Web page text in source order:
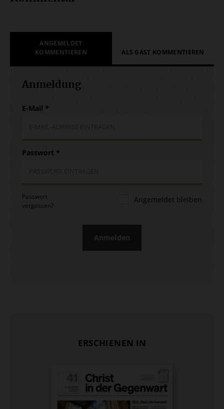
ANGEMELDET
KOMMENTIEREN
ALS GAST KOMMENTIEREN
Anmeldung
E-Mail *
Passwort *
Passwort
vergessen?
Angemeldet bleiben
Anmelden
ERSCHIENEN IN